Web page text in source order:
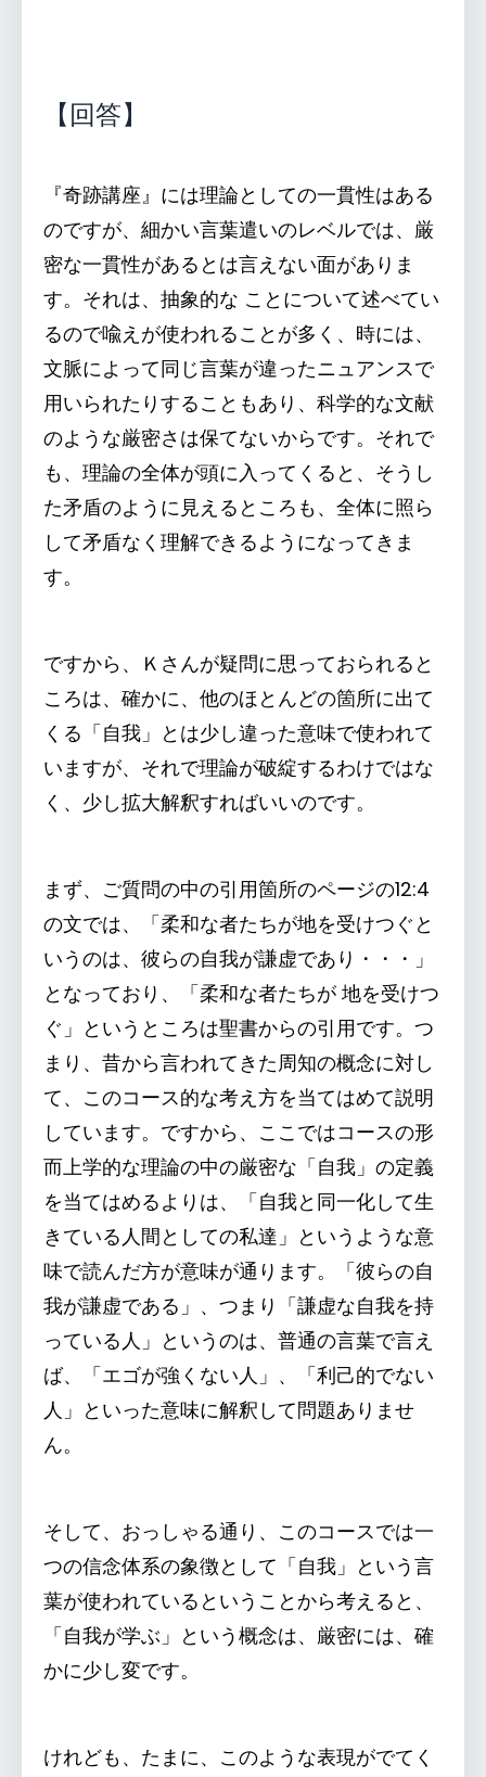
【回答】
『奇跡講座』には理論としての一貫性はある
のですが、細かい言葉遣いのレベルでは、厳
密な一貫性があるとは言えない面がありま
す。それは、抽象的な ことについて述べてい
るので喩えが使われることが多く、時には、
文脈によって同じ言葉が違ったニュアンスで
用いられたりすることもあり、科学的な文献
のような厳密さは保てないからです。それで
も、理論の全体が頭に入ってくると、そうし
た矛盾のように見えるところも、全体に照ら
して矛盾なく理解できるようになってきま
す。
ですから、Ｋさんが疑問に思っておられると
ころは、確かに、他のほとんどの箇所に出て
くる「自我」とは少し違った意味で使われて
いますが、それで理論が破綻するわけではな
く、少し拡大解釈すればいいのです。
まず、ご質問の中の引用箇所のページの12:4
の文では、「柔和な者たちが地を受けつぐと
いうのは、彼らの自我が謙虚であり・・・」
となっており、「柔和な者たちが 地を受けつ
ぐ」というところは聖書からの引用です。つ
まり、昔から言われてきた周知の概念に対し
て、このコース的な考え方を当てはめて説明
しています。ですから、ここではコースの形
而上学的な理論の中の厳密な「自我」の定義
を当てはめるよりは、「自我と同一化して生
きている人間としての私達」というような意
味で読んだ方が意味が通ります。「彼らの自
我が謙虚である」、つまり「謙虚な自我を持
っている人」というのは、普通の言葉で言え
ば、「エゴが強くない人」、「利己的でない
人」といった意味に解釈して問題ありませ
ん。
そして、おっしゃる通り、このコースでは一
つの信念体系の象徴として「自我」という言
葉が使われているということから考えると、
「自我が学ぶ」という概念は、厳密には、確
かに少し変です。
けれども、たまに、このような表現がでてく